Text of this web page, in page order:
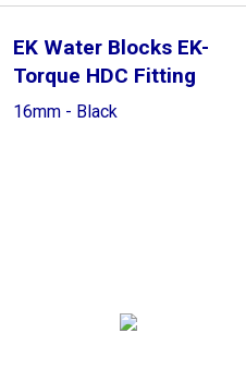
EK Water Blocks EK-
Torque HDC Fitting
16mm - Black